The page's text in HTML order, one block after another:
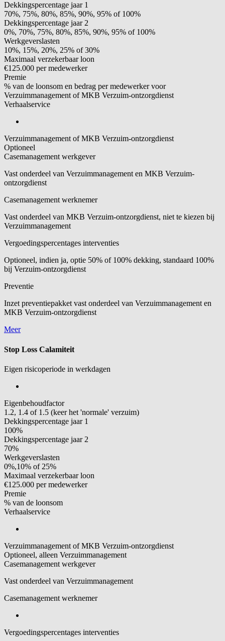
Dekkingspercentage jaar 1
70%, 75%, 80%, 85%, 90%, 95% of 100%
Dekkingspercentage jaar 2
0%, 70%, 75%, 80%, 85%, 90%, 95% of 100%
Werkgeverslasten
10%, 15%, 20%, 25% of 30%
Maximaal verzekerbaar loon
€125.000 per medewerker
Premie
% van de loonsom en bedrag per medewerker voor
Verzuimmanagement of MKB Verzuim-ontzorgdienst
Verhaalservice
Verzuimmanagement of MKB Verzuim-ontzorgdienst
Optioneel
Casemanagement werkgever
Vast onderdeel van Verzuimmanagement en MKB Verzuim-
ontzorgdienst
Casemanagement werknemer
Vast onderdeel van MKB Verzuim-ontzorgdienst, niet te kiezen bij
Verzuimmanagement
Vergoedingspercentages interventies
Optioneel, indien ja, optie 50% of 100% dekking, standaard 100%
bij Verzuim-ontzorgdienst
Preventie
Inzet preventiepakket vast onderdeel van Verzuimmanagement en
MKB Verzuim-ontzorgdienst
Meer
Stop Loss Calamiteit
Eigen risicoperiode in werkdagen
Eigenbehoudfactor
1.2, 1.4 of 1.5 (keer het 'normale' verzuim)
Dekkingspercentage jaar 1
100%
Dekkingspercentage jaar 2
70%
Werkgeverslasten
0%,10% of 25%
Maximaal verzekerbaar loon
€125.000 per medewerker
Premie
% van de loonsom
Verhaalservice
Verzuimmanagement of MKB Verzuim-ontzorgdienst
Optioneel, alleen Verzuimmanagement
Casemanagement werkgever
Vast onderdeel van Verzuimmanagement
Casemanagement werknemer
Vergoedingspercentages interventies